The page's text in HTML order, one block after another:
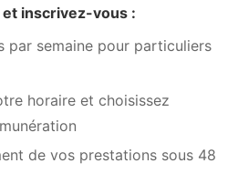
et inscrivez-vous :
par semaine pour particuliers
horaire et choisissez
de vos prestations sous 48